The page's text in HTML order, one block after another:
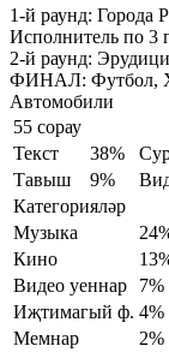
1-й раунд: Города
Исполнитель по 3
2-й раунд:
ФИНАЛ: Футбол,
Автомобили
55 сорау
Текст
38%
Тавыш
9%
Категорияләр
Музыка
Кино
Видео уеннар
7%
Иҗтимагый ф. 4%
Мемнар
2%